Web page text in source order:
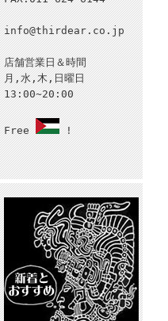
info@thirdear.co.jp
店舗営業日＆時間
月,水,木,日曜日
13:00~20:00
Free !